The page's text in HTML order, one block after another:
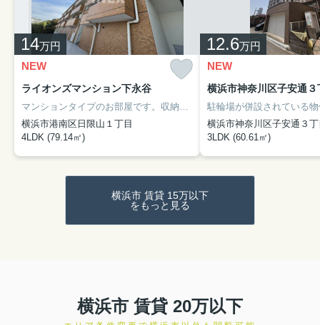
14万円
NEW
ライオンズマンション下永谷
横浜市港南区日限山１丁目
4LDK (79.14㎡)
12.6万円
NEW
横浜市神奈川区子安通３
3LDK (60.61㎡)
横浜市 賃貸 15万以下
をもっと見る
横浜市 賃貸 20万以下